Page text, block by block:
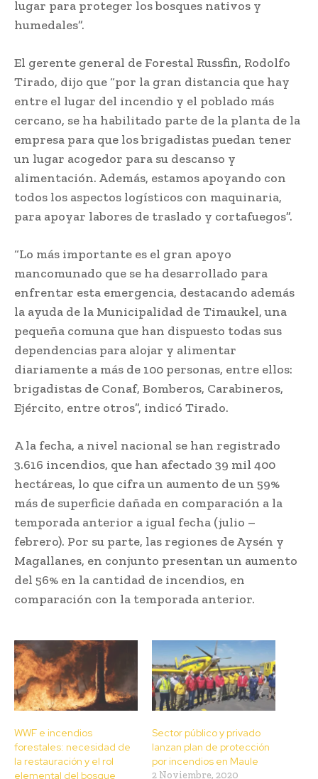
lugar para proteger los bosques nativos y
humedales”.
El gerente general de Forestal Russfin, Rodolfo
Tirado, dijo que “por la gran distancia que hay
entre el lugar del incendio y el poblado más
cercano, se ha habilitado parte de la planta de la
empresa para que los brigadistas puedan tener
un lugar acogedor para su descanso y
alimentación. Además, estamos apoyando con
todos los aspectos logísticos con maquinaria,
para apoyar labores de traslado y cortafuegos”.
“Lo más importante es el gran apoyo
mancomunado que se ha desarrollado para
enfrentar esta emergencia, destacando además
la ayuda de la Municipalidad de Timaukel, una
pequeña comuna que han dispuesto todas sus
dependencias para alojar y alimentar
diariamente a más de 100 personas, entre ellos:
brigadistas de Conaf, Bomberos, Carabineros,
Ejército, entre otros”, indicó Tirado.
A la fecha, a nivel nacional se han registrado
3.616 incendios, que han afectado 39 mil 400
hectáreas, lo que cifra un aumento de un 59%
más de superficie dañada en comparación a la
temporada anterior a igual fecha (julio –
febrero). Por su parte, las regiones de Aysén y
Magallanes, en conjunto presentan un aumento
del 56% en la cantidad de incendios, en
comparación con la temporada anterior.
WWF e incendios
forestales: necesidad de
la restauración y el rol
elemental del bosque
Sector público y privado
lanzan plan de protección
por incendios en Maule
2 Noviembre, 2020